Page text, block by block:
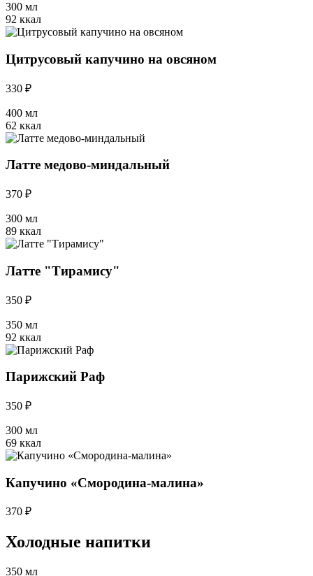
300 мл
92 ккал
Цитрусовый капучино на овсяном
330 ₽
400 мл
62 ккал
Латте медово-миндальный
370 ₽
300 мл
89 ккал
Латте "Тирамису"
350 ₽
350 мл
92 ккал
Парижский Раф
350 ₽
300 мл
69 ккал
Капучино «Смородина-малина»
370 ₽
Холодные напитки
350 мл